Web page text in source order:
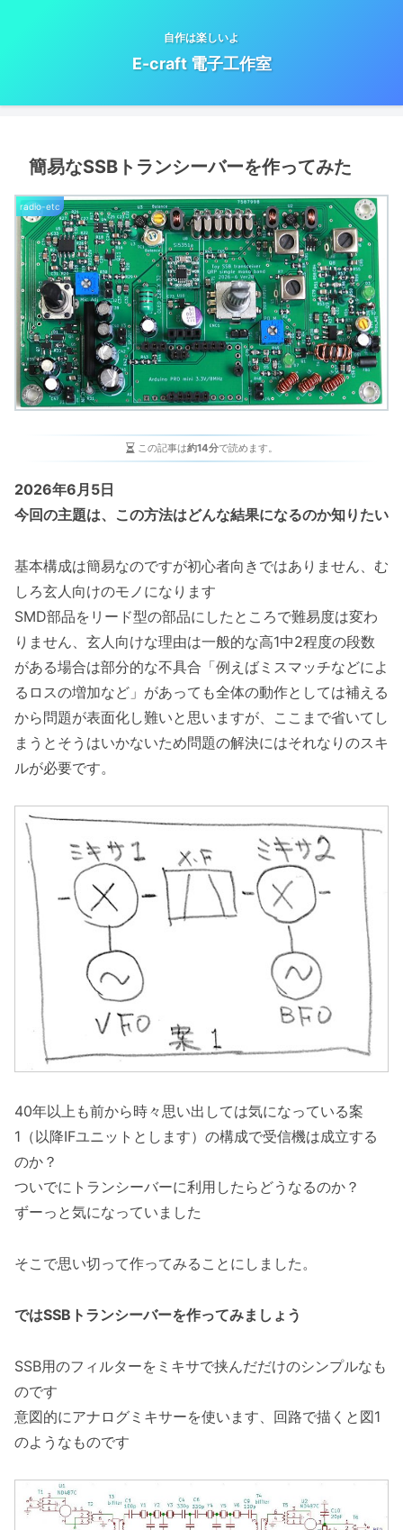
自作は楽しいよ
E-craft 電子工作室
簡易なSSBトランシーバーを作ってみた
radio-etc
この記事は約14分で読めます。
2026年6月5日
今回の主題は、この方法はどんな結果になるのか知りたい
基本構成は簡易なのですが初心者向きではありません、む
しろ玄人向けのモノになります
SMD部品をリード型の部品にしたところで難易度は変わ
りません、玄人向けな理由は一般的な高1中2程度の段数
がある場合は部分的な不具合「例えばミスマッチなどによ
るロスの増加など」があっても全体の動作としては補える
から問題が表面化し難いと思いますが、ここまで省いてし
まうとそうはいかないため問題の解決にはそれなりのスキ
ルが必要です。
40年以上も前から時々思い出しては気になっている案
1（以降IFユニットとします）の構成で受信機は成立する
のか？
ついでにトランシーバーに利用したらどうなるのか？
ずーっと気になっていました
そこで思い切って作ってみることにしました。
ではSSBトランシーバーを作ってみましょう
SSB用のフィルターをミキサで挟んだだけのシンプルなも
のです
意図的にアナログミキサーを使います、回路で描くと図1
のようなものです